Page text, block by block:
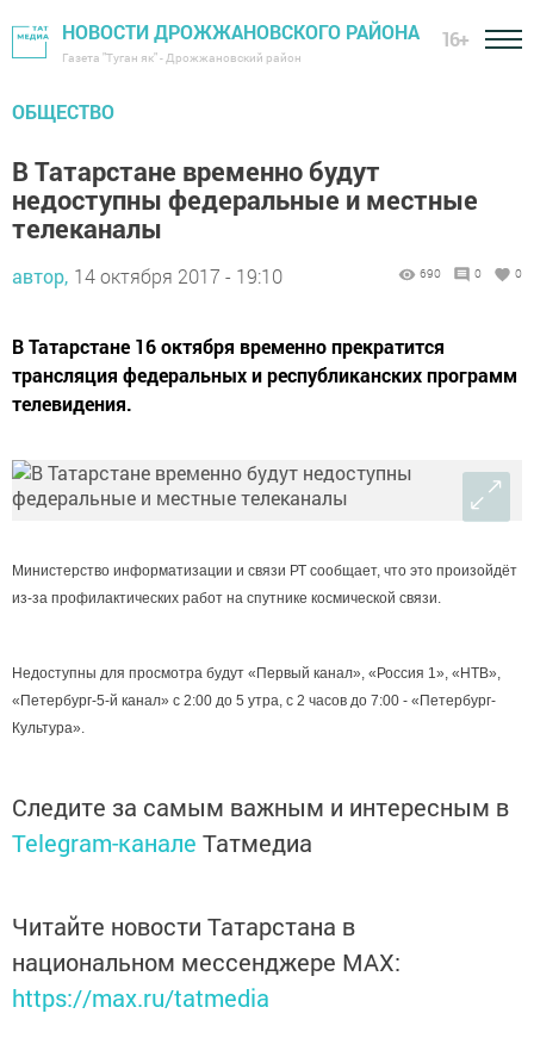
НОВОСТИ ДРОЖЖАНОВСКОГО РАЙОНА
Газета "Туган як" - Дрожжановский район
16+
ОБЩЕСТВО
В Татарстане временно будут
недоступны федеральные и местные
телеканалы
автор, 14 октября 2017 - 19:10 690 0 0
В Татарстане 16 октября временно прекратится
трансляция федеральных и республиканских программ
телевидения.
Министерство информатизации и связи РТ сообщает, что это произойдёт
из-за профилактических работ на спутнике космической связи.
Недоступны для просмотра будут «Первый канал», «Россия 1», «НТВ»,
«Петербург-5-й канал» с 2:00 до 5 утра, с 2 часов до 7:00 - «Петербург-
Культура».
Следите за самым важным и интересным в
Telegram-канале Татмедиа
Читайте новости Татарстана в
национальном мессенджере MАХ:
https://max.ru/tatmedia